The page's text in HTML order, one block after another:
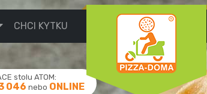
CHCI KYTKU
stolu ATOM:
046 nebo ONLINE